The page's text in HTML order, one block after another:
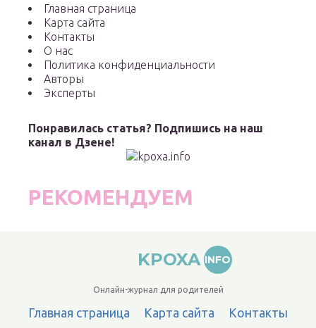
Главная страница
Карта сайта
Контакты
О нас
Политика конфиденциальности
Авторы
Эксперты
Понравилась статья? Подпишись на наш
канал в Дзене!
РЕКОМЕНДУЕМ
KPOXA INFO
Онлайн-журнал для родителей
Главная страница Карта сайта Контакты